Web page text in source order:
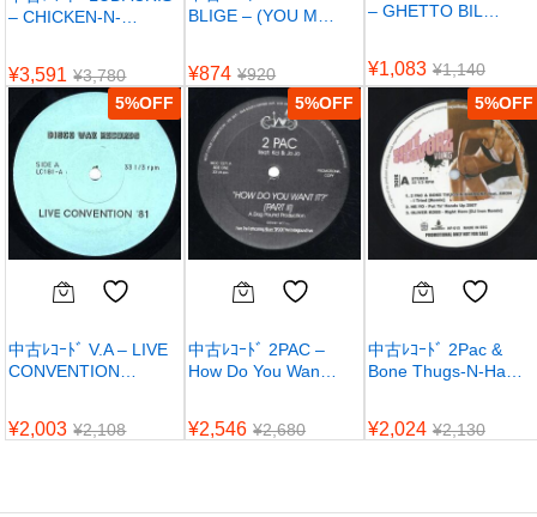
– CHICKEN-N-…
¥3,591 ¥3,780
BLIGE – (YOU M…
¥874 ¥920
– GHETTO BIL…
¥1,083 ¥1,140
5%
中古ﾚｺｰﾄﾞ V.A – LIVE
CONVENTION…
¥2,003 ¥2,108
5%
中古ﾚｺｰﾄﾞ 2PAC –
How Do You Wan…
¥2,546 ¥2,680
5%
中古ﾚｺｰﾄﾞ 2Pac &
Bone Thugs-N-Ha…
¥2,024 ¥2,130